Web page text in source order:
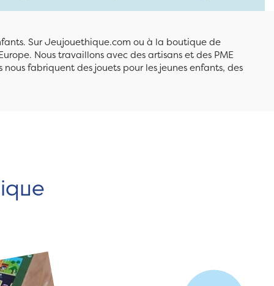
Sur Jeujouethique.com ou à la boutique de
Nous travaillons avec des artisans et des PME
fabriquent des jouets pour les jeunes enfants, des